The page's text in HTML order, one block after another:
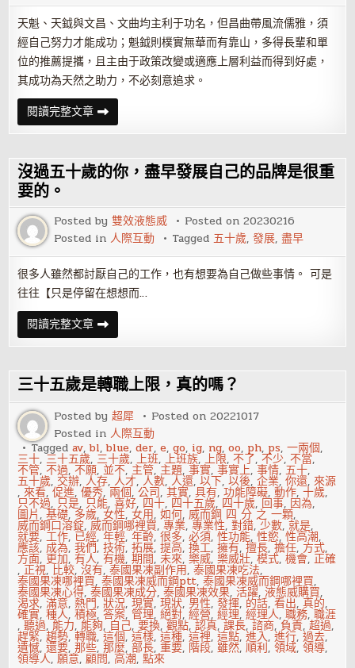
天魁、天鉞與文昌、文曲均主利于功名，但昌曲帶風流儒雅，須
經自己努力才能成功；魁鉞則樸實無華而有靠山，多得長輩和單
位的推薦提攜，且主由于政策改變或適應上層利益而得到好處，
其成功為天然之助力，不必刻意追求。
閱讀完整文章紫
微
命
六
吉
星
魁、
天
鉞
沒過五十歲的你，盡早發展自己的品牌是很重
要的。
Posted by雙效液態威 Posted on20230216
Posted in人際互動 Tagged五十歲,發展,盡早
很多人雖然都討厭自己的工作，也有想要為自己做些事情。 可是
往往【只是停留在想想而…
閱讀完整文章沒
過
五
歲
的
你，
盡
早
發
展
自
己
的
品
牌
是
很
重
要
的。
三十五歲是轉職上限，真的嗎？
Posted by超犀 Posted on20221017
Posted in人際互動
Taggedav,bl,blue,der,e,go, ig, ng,oo, ph, ps,一兩個,
三十,三十五歲, 三十歲,上班,上班族,上限,不了,不少,不當,
不管,不過,不願,並不,主管,主題,事實,事實上,事情,五十,
五十歲, 交辦,人存,人才,人數,人還,以下,以後,企業,你還,來源
,來看,促進,優秀, 兩個,公司,其實,具有,功能障礙,動作,十歲,
只不過,只是, 只能,喜好, 四十, 四十五歲, 四十歲, 回事, 因為,
圖片,基礎, 多歲,女性,女用,如何,威而鋼 四 分 之 一顆,
威而鋼口溶錠,威而鋼哪裡買,專業,專業性,對錯,少數,就是,
就要,工作, 已經,年輕,年齡,很多,必須,性功能,性慾,性高潮,
應該, 成為,我們,技術,拓展,提高,換工,擁有,擅長,擔任, 方式,
方面, 更加,有人,有機,期間,未來,樂威,樂威壯,模式,機會,正確
,正視, 比較,沒有,泰國果凍副作用,泰國果凍吃法,
泰國果凍哪裡買,泰國果凍威而鋼ptt,泰國果凍威而鋼哪裡買,
泰國果凍心得,泰國果凍成分,泰國果凍效果,活躍,液態威購買,
渴求,滿意,熱門,狀況,現實,現狀, 男性,發揮, 的話,看出,真的,
確實,種人,積極,答案,管理,絕對,經營,經理,經理人,職務,職涯
,聽過,能力, 能夠, 自己,要換,觀點,認真,課長,諮商, 負責,超過,
趕緊,趨勢,轉職,這個,這樣,這種,這裡,這點,進入,進行,過去,
遺憾,還要,那些,那麼,部長,重要, 階段,雖然,順利,領域,領導,
領導人,願意,顧問,高潮,點來